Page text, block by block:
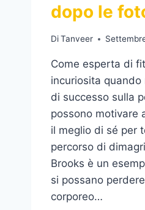
dopo le
DiTanveer
Come esperta di
incuriosita
di successo sulla
possono motivare
il meglio di sé per
percorso di
Brooks è un
si possano
corporeo…